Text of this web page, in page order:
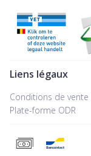
Liens légaux
Conditions de vente
Plate-forme ODR